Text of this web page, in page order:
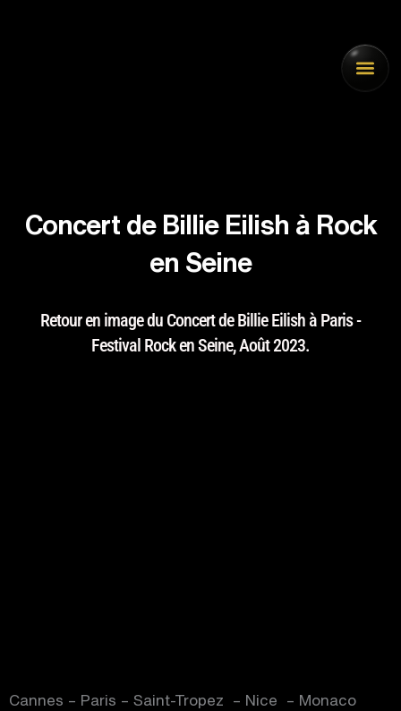
Concert de Billie Eilish à Rock
en Seine
Retour en image du Concert de Billie Eilish à Paris -
Festival Rock en Seine, Août 2023.
Cannes – Paris – Saint-Tropez – Nice – Monaco